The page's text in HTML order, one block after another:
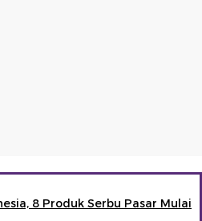
8 Produk Serbu Pasar Mulai